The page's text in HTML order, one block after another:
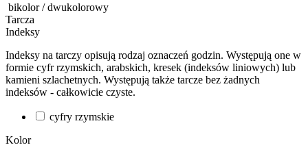
bikolor / dwukolorowy
Tarcza
Indeksy
Indeksy na tarczy opisują rodzaj oznaczeń godzin. Występują one w
formie cyfr rzymskich, arabskich, kresek (indeksów liniowych) lub
kamieni szlachetnych. Występują także tarcze bez żadnych
indeksów - całkowicie czyste.
cyfry rzymskie
Kolor